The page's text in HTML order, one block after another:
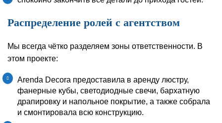
Распределение ролей с агентством
Мы всегда чётко разделяем зоны ответственности. В
этом проекте:
Arenda Decora предоставила в аренду люстру,
фанерные кубы, светодиодные свечи, бархатную
драпировку и напольное покрытие, а также собрала
и смонтировала всю конструкцию.